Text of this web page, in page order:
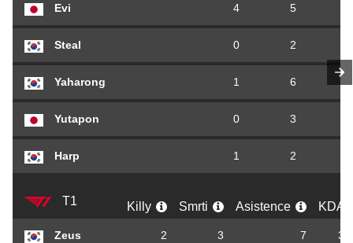
Evi 4 5
Steal 0 2
Yaharong 1 6
Yutapon 0 3
Harp 1 2
T1 Killy Smrti Asistence KDA
Zeus 2 3 7